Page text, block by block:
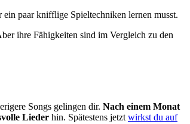
ein paar knifflige Spieltechniken lernen musst.
ihre Fähigkeiten sind im Vergleich zu den
Songs gelingen dir. Nach einem Monat
Lieder hin. Spätestens jetzt wirkst du auf